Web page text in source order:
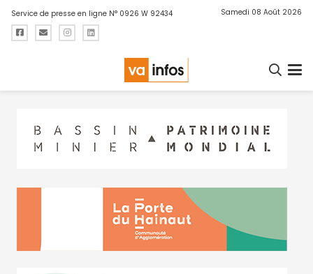
Service de presse en ligne N° 0926 W 92434 Samedi 08 Août 2026